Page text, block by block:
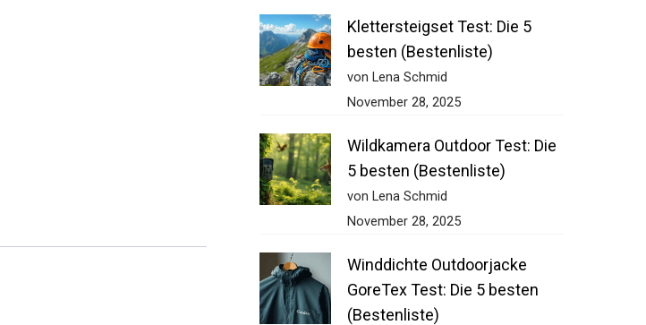
Klettersteigset Test: Die 5
besten (Bestenliste)
von Lena Schmid
November 28, 2025
Wildkamera Outdoor Test: Die
5 besten (Bestenliste)
von Lena Schmid
November 28, 2025
Winddichte Outdoorjacke
GoreTex Test: Die 5 besten
(Bestenliste)